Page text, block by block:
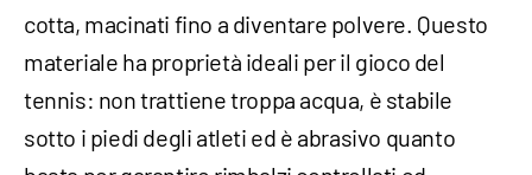
cotta, macinati fino a diventare polvere. Questo
materiale ha proprietà ideali per il gioco del
tennis: non trattiene troppa acqua, è stabile
sotto i piedi degli atleti ed è abrasivo quanto